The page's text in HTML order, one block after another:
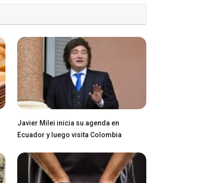
Javier Milei inicia su agenda en
Ecuador y luego visita Colombia